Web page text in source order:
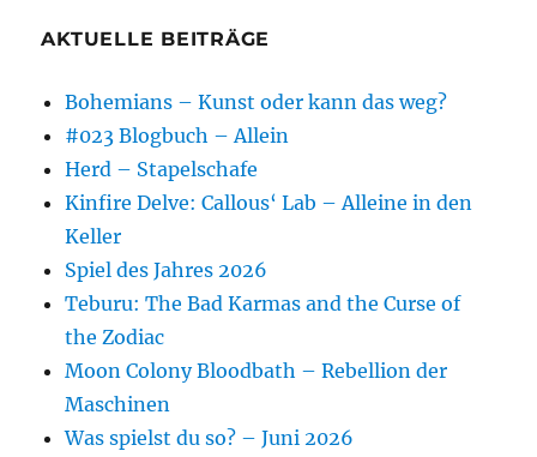
AKTUELLE BEITRÄGE
Bohemians – Kunst oder kann das weg?
#023 Blogbuch – Allein
Herd – Stapelschafe
Kinfire Delve: Callous‘ Lab – Alleine in den
Keller
Spiel des Jahres 2026
Teburu: The Bad Karmas and the Curse of
the Zodiac
Moon Colony Bloodbath – Rebellion der
Maschinen
Was spielst du so? – Juni 2026